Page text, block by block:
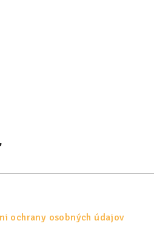
ochrany osobných údajov